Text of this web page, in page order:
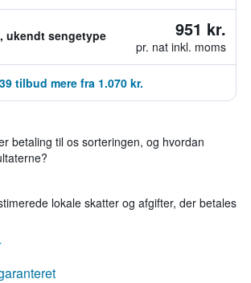
ukendt sengetype 951 kr.
pr. nat inkl. moms
39 tilbud mere fra 1.070 kr.
betaling til os sorteringen, og hvordan
lokale skatter og afgifter, der betales